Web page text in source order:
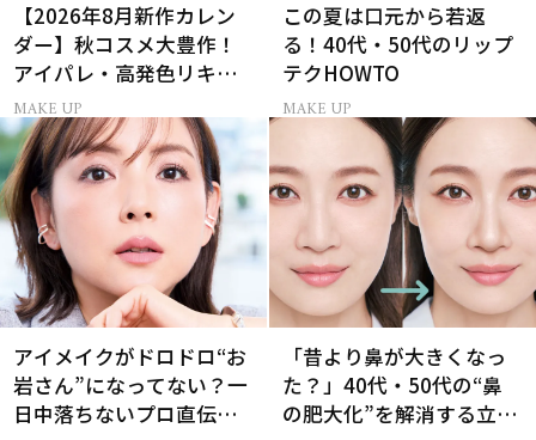
【2026年8月新作カレン
ダー】秋コスメ大豊作！
アイパレ・高発色リキッ
ドリップ・チーク
MAKE UP
この夏は口元から若返
る！40代・50代のリップ
テクHOWTO
MAKE UP
アイメイクがドロドロ“お
岩さん”になってない？一
日中落ちないプロ直伝
「昔より鼻が大きくなっ
た？」40代・50代の“鼻
の肥大化”を解消する立体